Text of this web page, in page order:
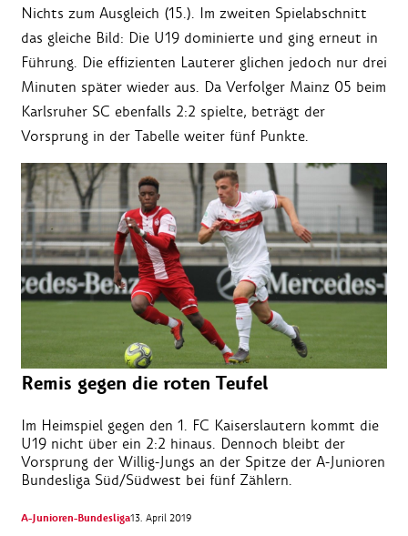
Nichts zum Ausgleich (15.). Im zweiten Spielabschnitt
das gleiche Bild: Die U19 dominierte und ging erneut in
Führung. Die effizienten Lauterer glichen jedoch nur drei
Minuten später wieder aus. Da Verfolger Mainz 05 beim
Karlsruher SC ebenfalls 2:2 spielte, beträgt der
Vorsprung in der Tabelle weiter fünf Punkte.
Remis gegen die roten Teufel
Im Heimspiel gegen den 1. FC Kaiserslautern kommt die
U19 nicht über ein 2:2 hinaus. Dennoch bleibt der
Vorsprung der Willig-Jungs an der Spitze der A-Junioren
Bundesliga Süd/Südwest bei fünf Zählern.
A-Junioren-Bundesliga13. April 2019